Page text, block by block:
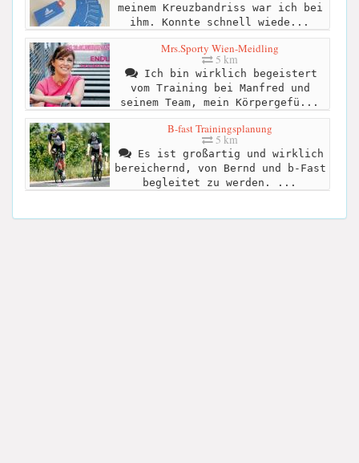
meinem Kreuzbandriss war ich bei
ihm. Konnte schnell wiede...
Mrs.Sporty Wien-Meidling
5 km
Ich bin wirklich begeistert
vom Training bei Manfred und
seinem Team, mein Körpergefü...
B-fast Trainingsplanung
5 km
Es ist großartig und wirklich
bereichernd, von Bernd und b-Fast
begleitet zu werden. ...